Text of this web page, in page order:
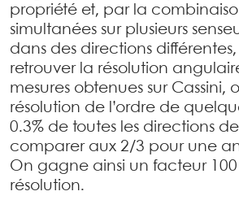
propriété et, par la
simultanées sur plusieurs
dans des directions
retrouver la résolution
mesures obtenues sur Cassini,
résolution de l’ordre de
0.3% de toutes les directions
comparer aux 2/3 pour une
On gagne ainsi un facteur
résolution.